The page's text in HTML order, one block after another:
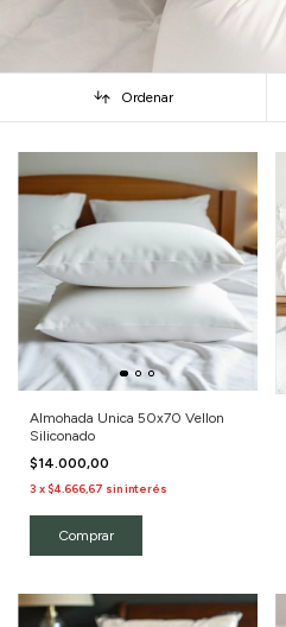
Ordenar
Almohada Unica 50x70 Vellon
Siliconado
$14.000,00
3 x$4.666,67 sin interés